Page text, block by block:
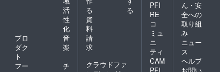
活
性
化
プロ
ダク
ト
音
楽
フー
チ
る
る
資
料
請
求
クラウドファ
PFI
RE
コ
ミュ
ニ
ティ
CAM
PFI
ん・安
全への
取り組
み
ニュー
ス
ヘルプ
お問い